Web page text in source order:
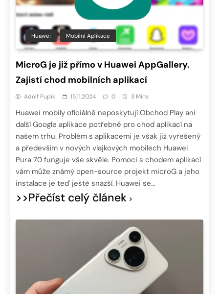
Huawei Mobilní Aplikace
MicroG je již přímo v Huawei AppGallery.
Zajistí chod mobilních aplikací
Adolf Pupík 15.11.2024 0 3 Mins
Huawei mobily oficiálně neposkytují Obchod Play ani
další Google aplikace potřebné pro chod aplikací na
našem trhu. Problém s aplikacemi je však již vyřešený
a především v nových vlajkových mobilech Huawei
Pura 70 funguje vše skvěle. Pomoci s chodem aplikací
vám může známý open-source projekt microG a jeho
instalace je teď ještě snazší. Huawei se…
>>Přečíst celý článek